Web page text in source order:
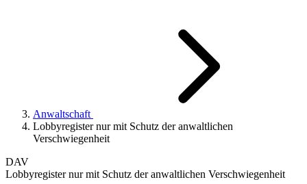
Anwaltschaft
Lobbyregister nur mit Schutz der anwaltlichen
Verschwiegenheit
DAV
Lobbyregister nur mit Schutz der anwaltlichen Verschwiegenheit